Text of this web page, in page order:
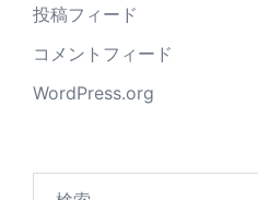
投稿フィード
コメントフィード
WordPress.org